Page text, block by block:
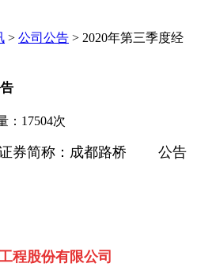
> 公司公告 > 2020年第三季度经
：17504次
券简称：成都路桥 公告
程股份有限公司